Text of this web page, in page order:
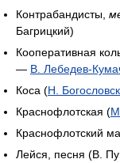
Контрабандисты,
Багрицкий)
Кооперативная
— В. Лебедев-
Коса (Н.
Краснофлотская (
Краснофлотский
Лейся, песня (В.